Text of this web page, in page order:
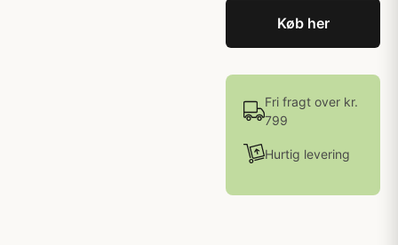
Køb her
Fri fragt over kr.
799
Hurtig levering